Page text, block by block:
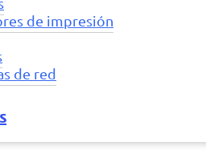
de impresión
de red